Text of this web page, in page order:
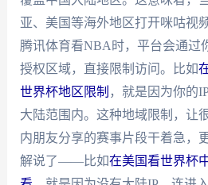
亚、美国等海外地区打开咪咕视
腾讯体育看NBA时，平台会通过
授权区域，直接限制访问。比如
世界杯地区限制 ，就是因为你的
大陆范围内。这种地域限制，让
内朋友分享的赛事片段干着急，
解说了——比如在美国看世界杯